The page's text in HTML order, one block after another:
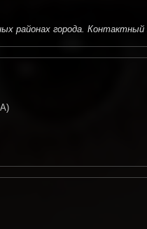
районах города.